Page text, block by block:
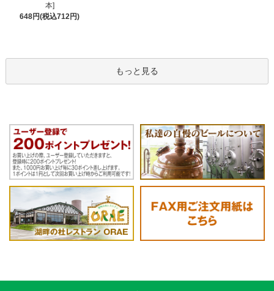
本]
648円(税込712円)
もっと見る